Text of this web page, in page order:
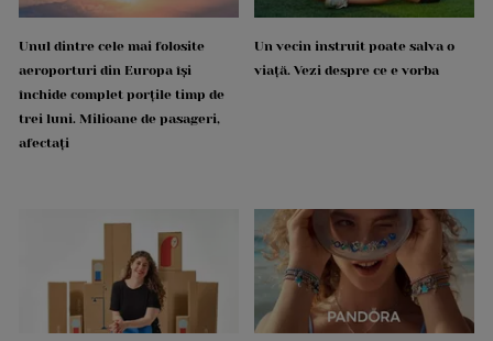
Unul dintre cele mai folosite
aeroporturi din Europa își
închide complet porțile timp de
trei luni. Milioane de pasageri,
afectați
Un vecin instruit poate salva o
viață. Vezi despre ce e vorba